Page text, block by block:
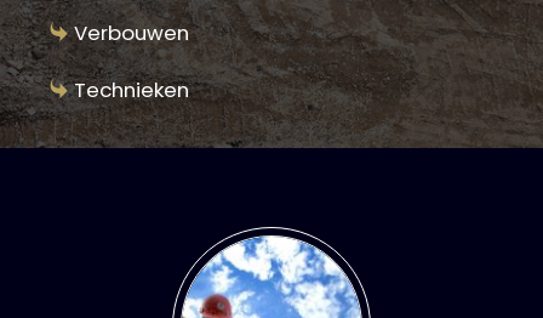
Verbouwen
Technieken